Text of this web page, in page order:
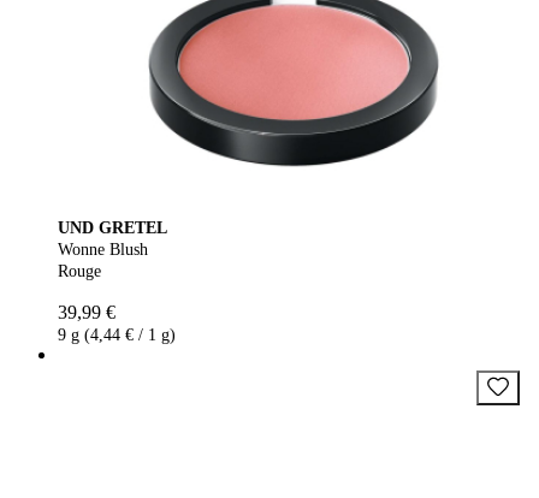
UND GRETEL
Wonne Blush
Rouge
39,99 €
9 g (4,44 € / 1 g)